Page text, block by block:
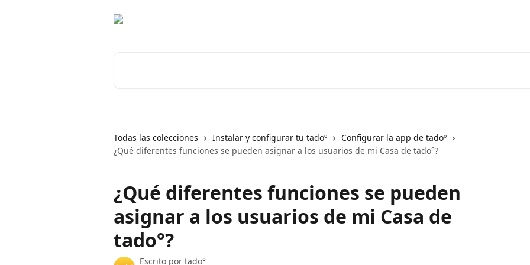
Todas las colecciones Instalar y configurar tu tadoº
Configurar la app de tadoº
¿Qué diferentes funciones se pueden asignar a los usuarios de mi Casa de tado°?
¿Qué diferentes funciones se pueden
asignar a los usuarios de mi Casa de
tado°?
Escrito por tado°